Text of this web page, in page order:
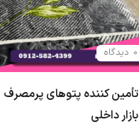
0 دیدگاه
تأمین کننده پتوهای پرمصرف
بازار داخلی